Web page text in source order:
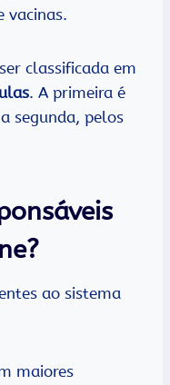
vacinas.
classificada em
. A primeira é
segunda, pelos
ao sistema
maiores